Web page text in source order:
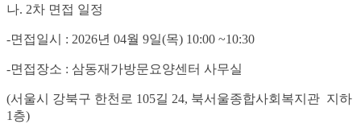
나. 2차 면접 일정
-면접일시 : 2026년 04월 9일(목) 10:00 ~10:30
-면접장소 : 삼동재가방문요양센터 사무실
(서울시 강북구 한천로 105길 24, 북서울종합사회복지관 지하
1층)